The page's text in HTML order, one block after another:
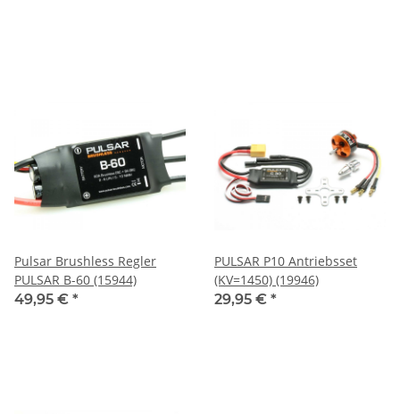
Pulsar Brushless Regler
PULSAR B-60 (15944)
49,95 € *
PULSAR P10 Antriebsset
(KV=1450) (19946)
29,95 € *